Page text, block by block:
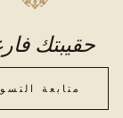
حقيبتك
متابعة
نريدك أن تكون
نقبل الإرجاع خلال 60 يومًا من التسليم.
نافذة